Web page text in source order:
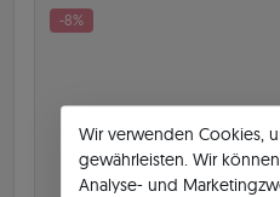
-8%
Wir verwenden Cookies,
gewährleisten. Wir
Analyse- und